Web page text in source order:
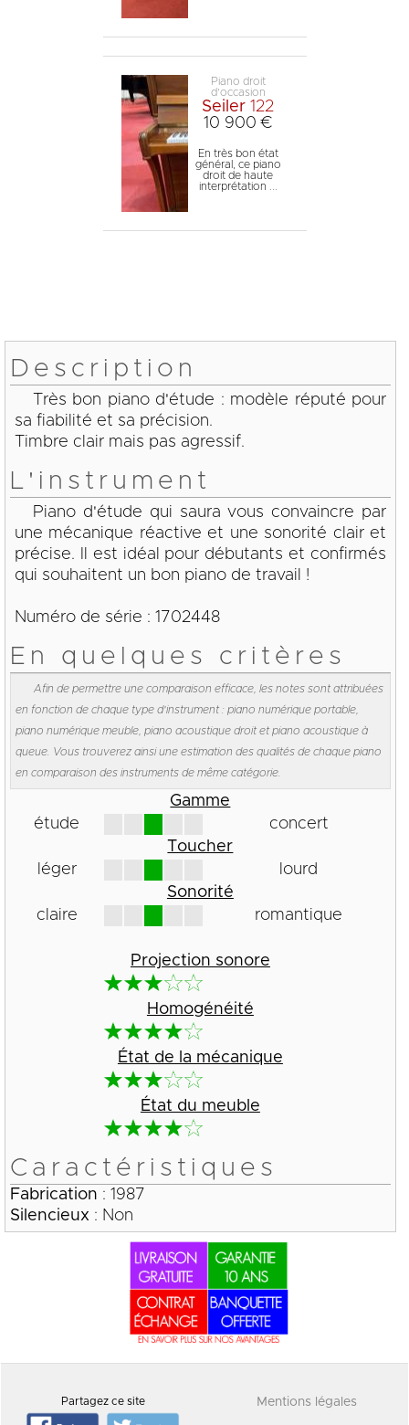
Piano droit
d'occasion
Seiler 122
10 900 €
En très bon état
général, ce piano
droit de haute
interprétation ...
Description
Très bon piano d'étude : modèle réputé pour
sa fiabilité et sa précision.
Timbre clair mais pas agressif.
L'instrument
Piano d'étude qui saura vous convaincre par
une mécanique réactive et une sonorité clair et
précise. Il est idéal pour débutants et confirmés
qui souhaitent un bon piano de travail !
Numéro de série : 1702448
En quelques critères
Afin de permettre une comparaison efficace, les notes sont attribuées
en fonction de chaque type d'instrument : piano numérique portable,
piano numérique meuble, piano acoustique droit et piano acoustique à
queue. Vous trouverez ainsi une estimation des qualités de chaque piano
en comparaison des instruments de même catégorie.
Gamme
étude
concert
Toucher
léger
lourd
Sonorité
claire
romantique
Projection sonore
Homogénéité
État de la mécanique
État du meuble
Caractéristiques
Fabrication : 1987
Silencieux : Non
Partagez ce site Mentions légales